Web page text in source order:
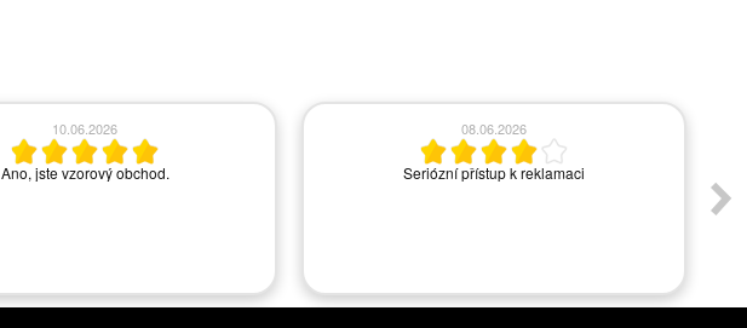
10.06.2026
Ano, jste vzorový obchod.
08.06.2026
Seriózní přístup k reklamaci